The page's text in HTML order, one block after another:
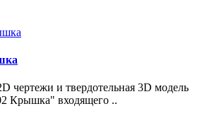
чертежи и твердотельная 3D модель
Крышка" входящего ..